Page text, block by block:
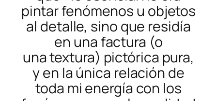
pintar fenómenos u objetos
al detalle, sino que residía
en una factura (o
unatextura) pictórica pura,
y en la única relación de
toda mi energía con los